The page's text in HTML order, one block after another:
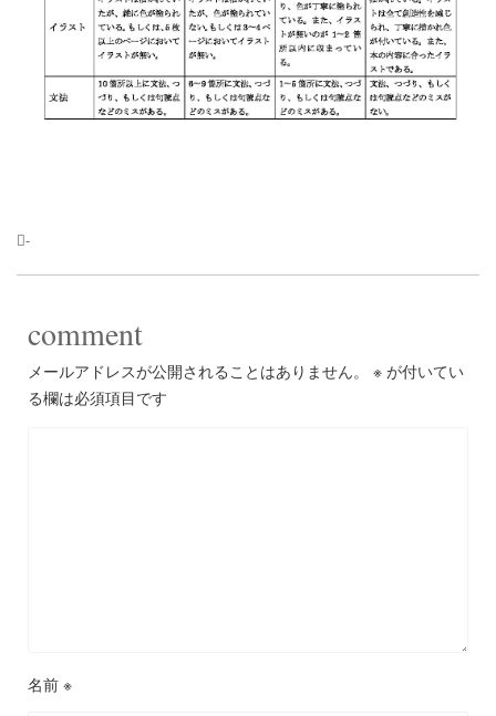
-
comment
メールアドレスが公開されることはありません。 ※ が付いてい
る欄は必須項目です
名前 ※